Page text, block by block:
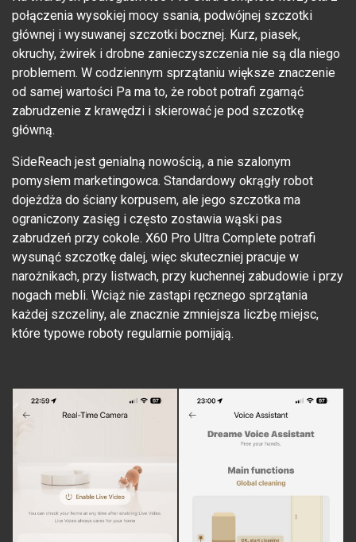
połączenia wysokiej mocy ssania, podwójnej szczotki
głównej i wysuwanej szczotki bocznej. Kurz, piasek,
okruchy, żwirek i drobne zanieczyszczenia nie są dla niego
problemem. W codziennym sprzątaniu większe znaczenie
od samej wartości Pa ma to, że robot potrafi zgarnąć
zabrudzenie z krawędzi i skierować je pod szczotkę
główną.
SideReach jest genialną nowością, a nie szalonym
pomysłem marketingowca. Standardowy okrągły robot
dojeżdża do ściany korpusem, ale jego szczotka ma
ograniczony zasięg i często zostawia wąski pas
zabrudzeń przy cokole. X60 Pro Ultra Complete potrafi
wysunąć szczotkę dalej, więc skuteczniej pracuje w
narożnikach, przy listwach, przy kuchennej zabudowie i przy
nogach mebli. Wciąż nie zastąpi ręcznego sprzątania
każdej szczeliny, ale znacznie zmniejsza liczbę miejsc,
które typowe roboty regularnie pomijają.